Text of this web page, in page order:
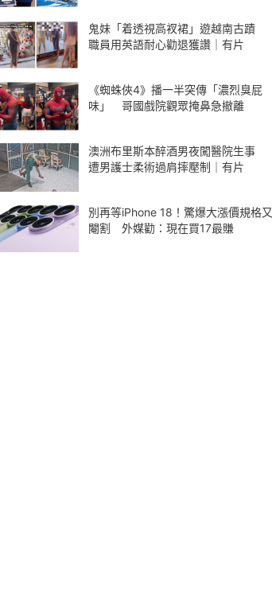
鬼妹「着透視高衩裙」遊越南古蹟
職員用英語耐心勸退獲讚｜有片
《蜘蛛俠4》播一半突傳「濃烈臭屁
味」 哥國戲院觀眾掩鼻急撤離
澳洲布里斯本醉酒男夜闖醫院生事
遭男護士柔術過肩摔壓制｜有片
別再等iPhone 18！驚爆大漲價規格又
閹割 外媒勸：現在買17最賺